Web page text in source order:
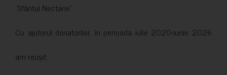
”Sfântul Nectarie”.
Cu ajutorul donatorilor, în perioada iulie 2020-iunie 2026
am reușit: